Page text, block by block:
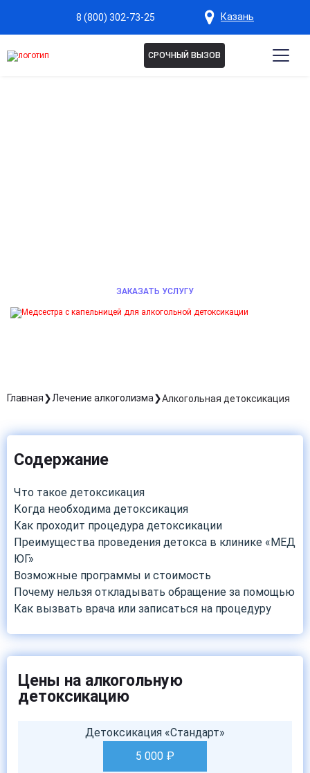
8 (800) 302-73-25 Казань
СРОЧНЫЙ ВЫЗОВ
ЗАКАЗАТЬ УСЛУГУ
Главная Лечение алкоголизма Алкогольная детоксикация
Содержание
Что такое детоксикация
Когда необходима детоксикация
Как проходит процедура детоксикации
Преимущества проведения детокса в клинике «МЕД
ЮГ»
Возможные программы и стоимость
Почему нельзя откладывать обращение за помощью
Как вызвать врача или записаться на процедуру
Цены на алкогольную
детоксикацию
Детоксикация «Стандарт»
5 000 ₽